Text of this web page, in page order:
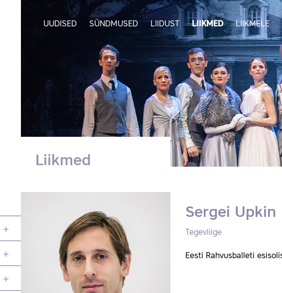
UUDISED SÜNDMUSED LIIDUST LIIKMED LIIKMELE
Liikmed
Sergei Upkin
Tegevliige
Eesti Rahvusballeti